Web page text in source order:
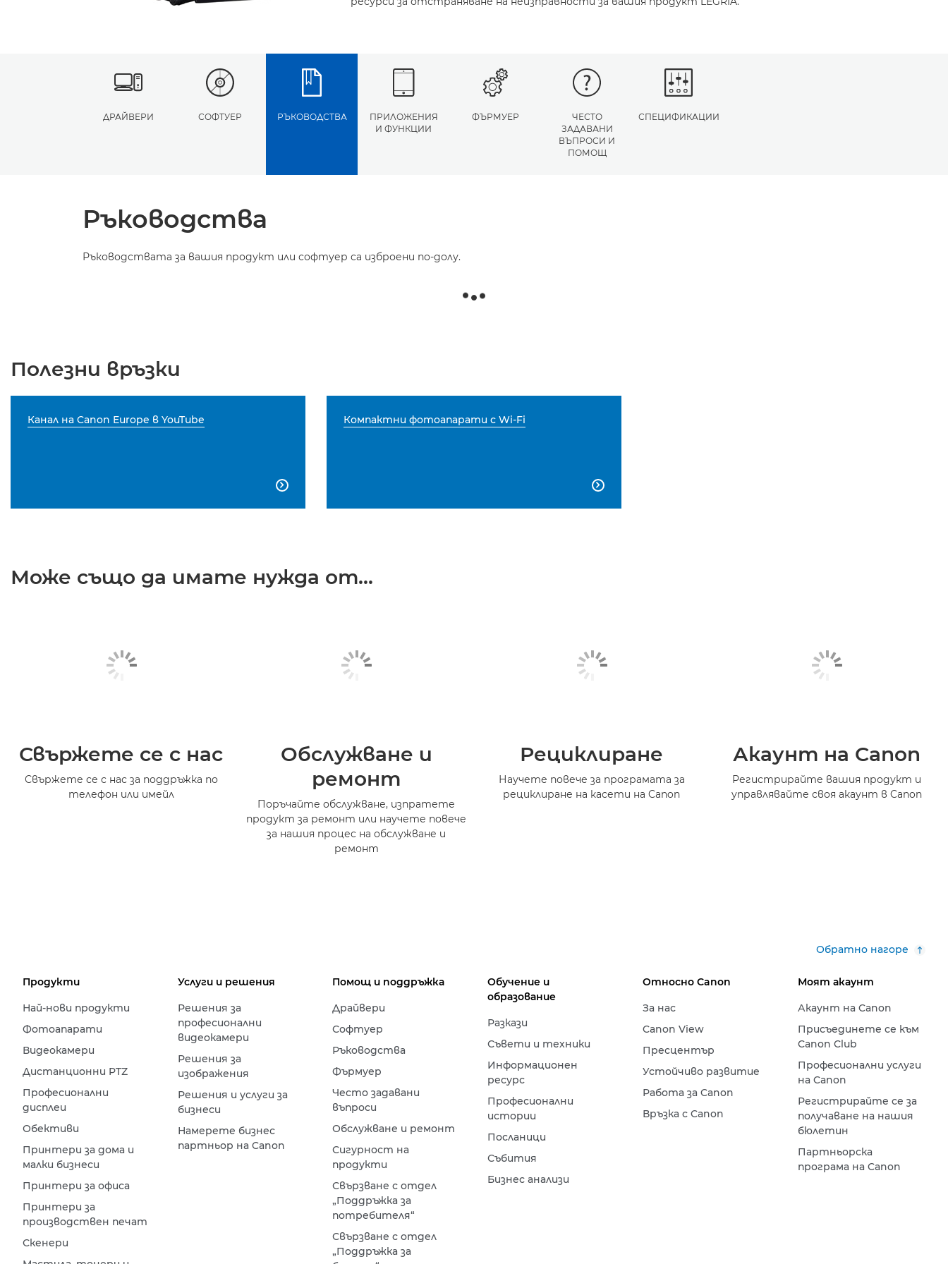
ДРАЙВЕРИ СОФТУЕР РЪКОВОДСТВА
ПРИЛОЖЕНИЯ
И ФУНКЦИИ
ФЪРМУЕР
ЧЕСТО
ЗАДАВАНИ
ВЪПРОСИ И
ПОМОЩ
СПЕЦИФИКАЦИИ
Ръководства
Ръководствата за вашия продукт или софтуер са изброени по-долу.
Полезни връзки
Канал на Canon Europe в YouTube

Компактни фотоапарати с Wi-Fi

Може също да имате нужда от...
Свържете се с нас
Свържете се с нас за поддръжка по
телефон или имейл
Обслужване и
ремонт
Поръчайте обслужване, изпратете
продукт за ремонт или научете повече
за нашия процес на обслужване и
ремонт
Рециклиране
Научете повече за програмата за
рециклиране на касети на Canon
Акаунт на Canon
Регистрирайте вашия продукт и
управлявайте своя акаунт в Canon
Обратно нагоре
Продукти
Най-нови продукти
Фотоапарати
Видеокамери
Дистанционни PTZ
Професионални
дисплеи
Обективи
Принтери за дома и
малки бизнеси
Принтери за офиса
Принтери за
производствен печат
Скенери
Услуги и решения
Решения за
професионални
видеокамери
Решения за
изображения
Решения и услуги за
бизнеси
Намерете бизнес
партньор на Canon
Помощ и поддръжка
Драйвери
Софтуер
Ръководства
Фърмуер
Често задавани
въпроси
Обслужване и ремонт
Сигурност на
продукти
Свързване с отдел
„Поддръжка за
потребителя“
Свързване с отдел
„Поддръжка за
Обучение и
образование
Разкази
Съвети и техники
Информационен
ресурс
Професионални
истории
Посланици
Събития
Бизнес анализи
Относно Canon
За нас
Canon View
Пресцентър
Устойчиво развитие
Работа за Canon
Връзка с Canon
Моят акаунт
Акаунт на Canon
Присъединете се към
Canon Club
Професионални услуги
на Canon
Регистрирайте се за
получаване на нашия
бюлетин
Партньорска
програма на Canon